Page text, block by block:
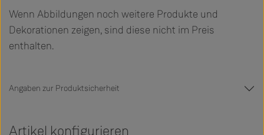
Wenn Abbildungen noch weitere Produkte und
Dekorationen zeigen, sind diese nicht im Preis
enthalten.
Angaben zur Produktsicherheit
Artikel konfigurieren